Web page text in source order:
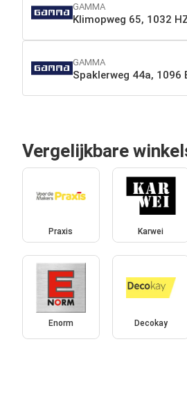
GAMMA
Klimopweg 65, 1032
GAMMA
Spaklerweg 44a, 1096
Vergelijkbare
Praxis Karwei
Enorm Decokay